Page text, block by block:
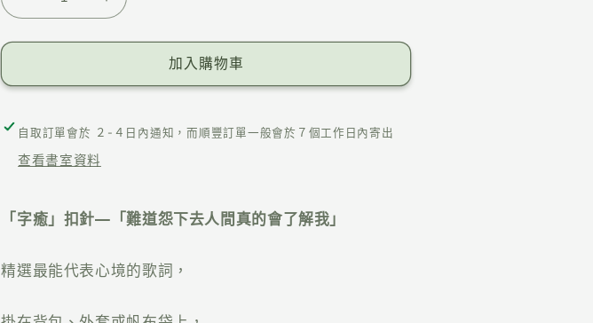
加入購物車
自取訂單會於 ２-４日內通知，而順豐訂單一般會於７個工作日內寄出
查看書室資料
「字癒」扣針—「難道怨下去人間真的會了解我」
精選最能代表心境的歌詞，